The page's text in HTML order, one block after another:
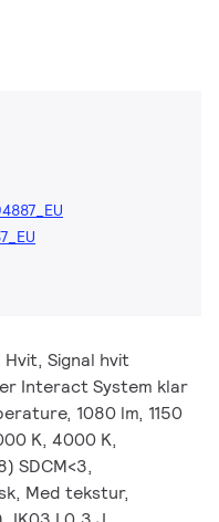
Signal hvit
Interact System klar
1080 lm, 1150
K, 4000 K,
SDCM<3,
Med tekstur,